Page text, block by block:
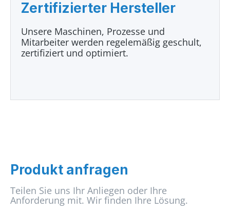
Zertifizierter Hersteller
Unsere Maschinen, Prozesse und
Mitarbeiter werden regelemäßig geschult,
zertifiziert und optimiert.
Produkt anfragen
Teilen Sie uns Ihr Anliegen oder Ihre
Anforderung mit. Wir finden Ihre Lösung.